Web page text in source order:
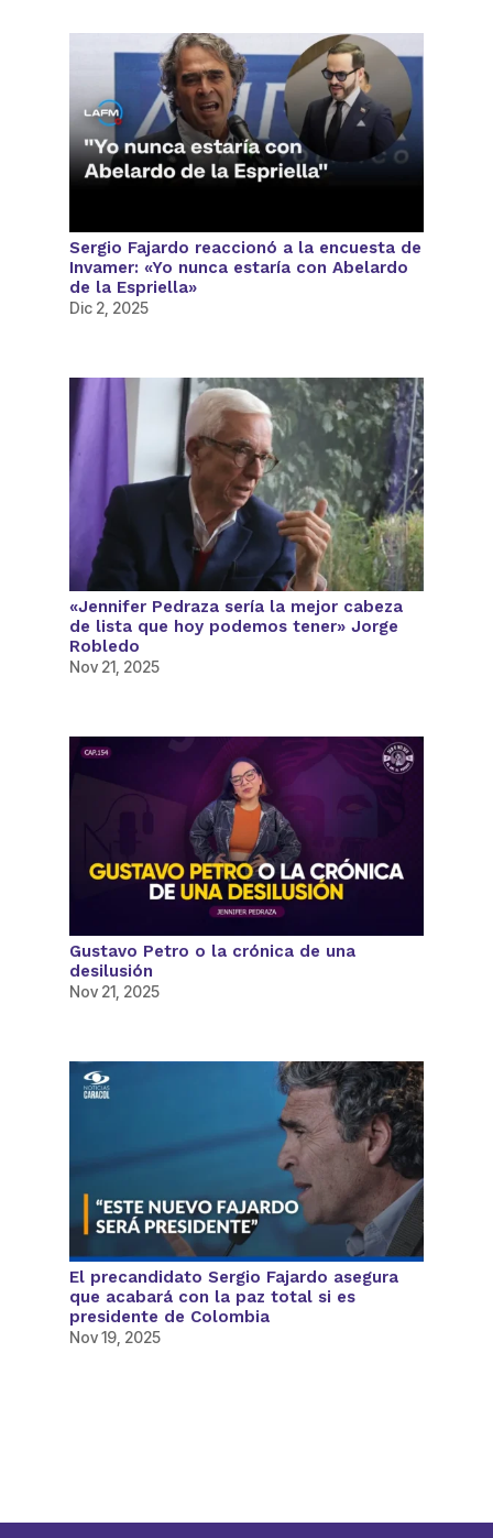
Sergio Fajardo reaccionó a la encuesta de
Invamer: «Yo nunca estaría con Abelardo
de la Espriella»
Dic 2, 2025
«Jennifer Pedraza sería la mejor cabeza
de lista que hoy podemos tener» Jorge
Robledo
Nov 21, 2025
Gustavo Petro o la crónica de una
desilusión
Nov 21, 2025
El precandidato Sergio Fajardo asegura
que acabará con la paz total si es
presidente de Colombia
Nov 19, 2025